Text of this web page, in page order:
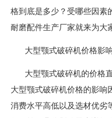
格到底是多少？受哪些因素
耐磨配件生产厂家就来为大
大型颚式破碎机价格影
大型颚式破碎机的价格
大型颚式破碎机价格的影响
消费水平高低以及选材优劣